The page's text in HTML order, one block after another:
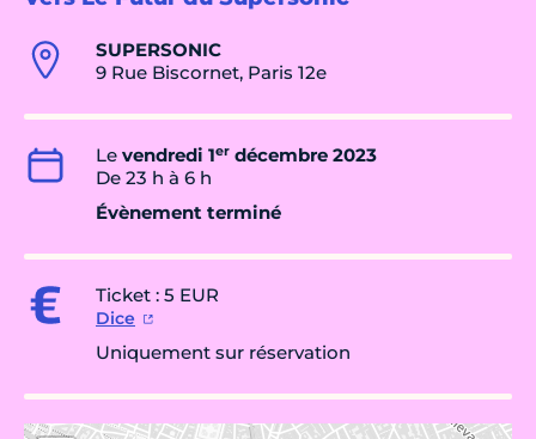
SUPERSONIC
9 Rue Biscornet, Paris 12e
Le vendredi 1er décembre 2023
De 23 h à 6 h
Évènement terminé
Ticket : 5 EUR
Dice
Uniquement sur réservation